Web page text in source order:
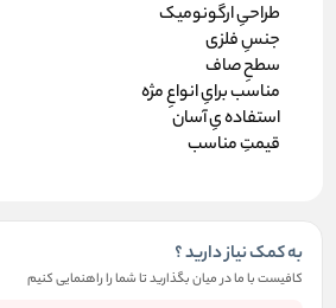
طراحیِ ارگونومیک
جنسِ فلزی
سطحِ صاف
مناسب برایِ انواعِ مژه
استفاده یِ آسان
قیمتِ مناسب
به کمک نیاز دارید ؟
کافیست با ما در میان بگذارید تا شما را راهنمایی کنیم